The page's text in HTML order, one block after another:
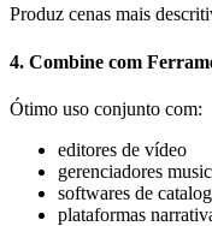
Produz cenas mais
4. Combine com
Ótimo uso conjunto com:
editores de vídeo
gerenciadores
softwares de
plataformas